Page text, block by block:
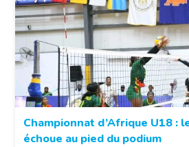
Championnat d’Afrique U18 :
échoue au pied du podium